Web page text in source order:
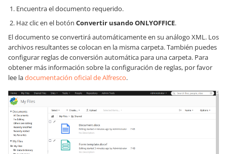
Encuentra el documento requerido.
Haz clic en el botón Convertir usando ONLYOFFICE.
El documento se convertirá automáticamente en su análogo XML. Los
archivos resultantes se colocan en la misma carpeta. También puedes
configurar reglas de conversión automática para una carpeta. Para
obtener más información sobre la configuración de reglas, por favor
lee ladocumentación oficial de Alfresco.